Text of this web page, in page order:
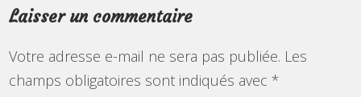
Laisser un commentaire
Votre adresse e-mail ne sera pas publiée. Les
champs obligatoires sont indiqués avec*